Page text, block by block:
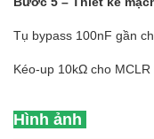
Tụ bypass 100nF gần
Kéo-up 10kΩ cho
Hình ảnh